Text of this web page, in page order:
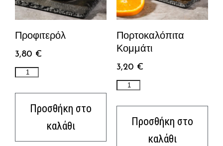
Προφιτερόλ
3,80 €
Προσθήκη στο
καλάθι
Πορτοκαλόπιτα
Κομμάτι
3,20 €
Προσθήκη στο
καλάθι